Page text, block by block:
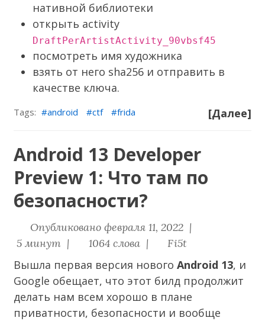
нативной библиотеки
открыть activity
DraftPerArtistActivity_90vbsf45
посмотреть имя художника
взять от него sha256 и отправить в
качестве ключа.
[Далее]
Tags: android ctf frida
Android 13 Developer
Preview 1: Что там по
безопасности?
Опубликовано февраля 11, 2022 |
5 минут |
1064 слова | Fi5t
Вышла первая версия новогоAndroid 13, и
Google обещает, что этот билд продолжит
делать нам всем хорошо в плане
приватности, безопасности и вообще